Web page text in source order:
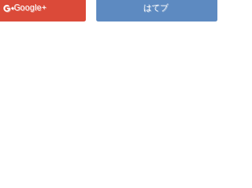
Google+ はてブ